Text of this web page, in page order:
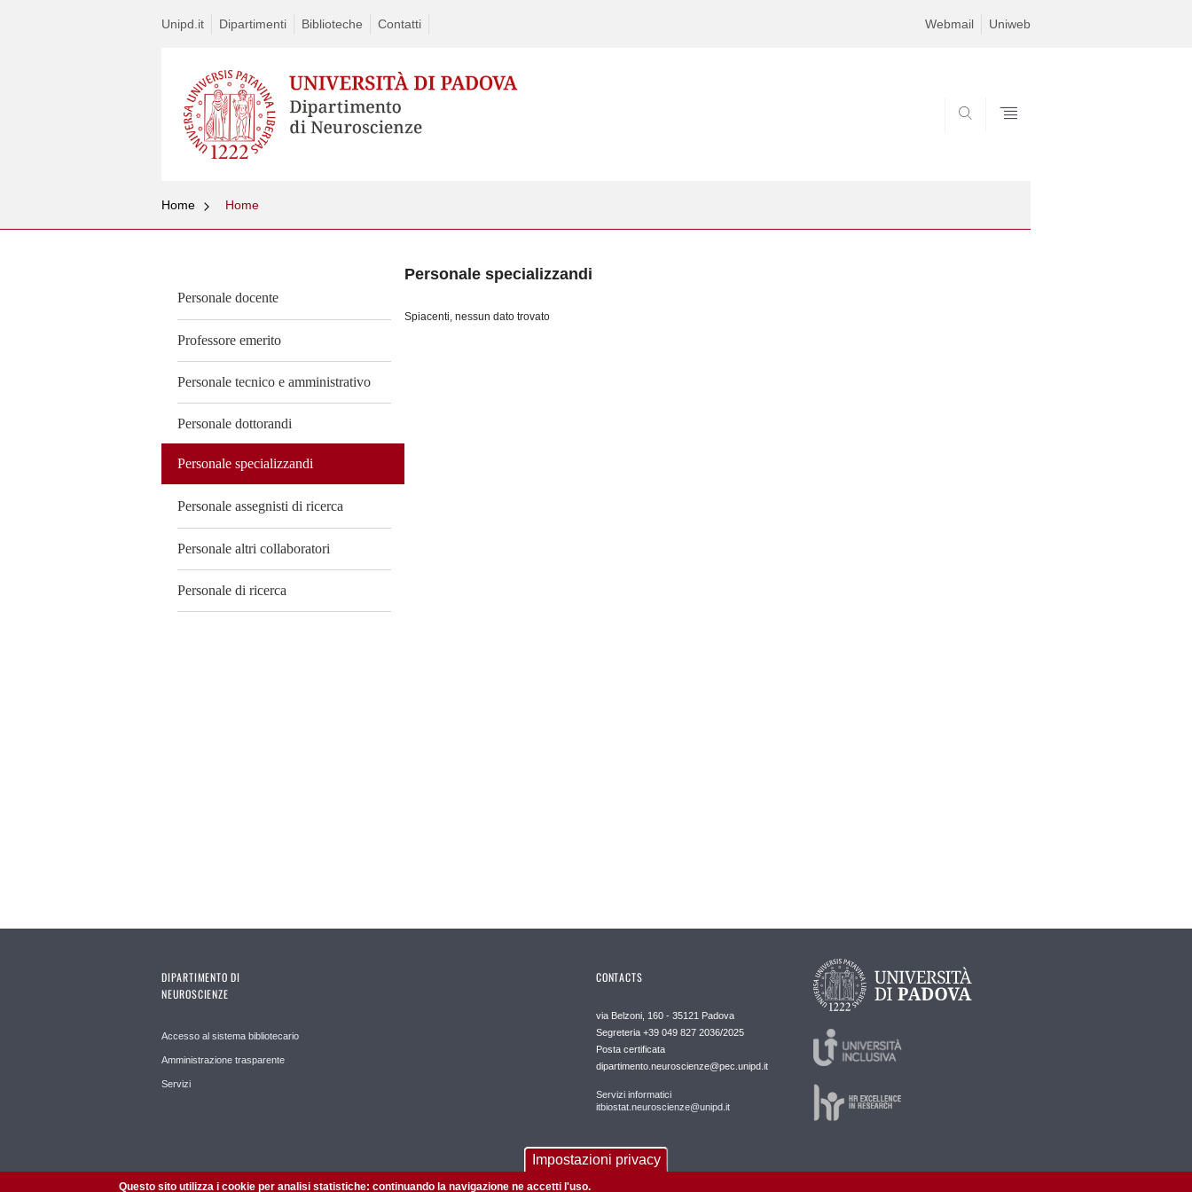
Unipd.it Dipartimenti Biblioteche Contatti Webmail Uniweb
Home Home
Personale docente
Professore emerito
Personale tecnico e amministrativo
Personale dottorandi
Personale specializzandi
Personale assegnisti di ricerca
Personale altri collaboratori
Personale di ricerca
Personale specializzandi
Spiacenti, nessun dato trovato
DIPARTIMENTO DI
NEUROSCIENZE
Accesso al sistema bibliotecario
Amministrazione trasparente
Servizi
CONTACTS
via Belzoni, 160 - 35121 Padova
Segreteria +39 049 827 2036/2025
Posta certificata
dipartimento.neuroscienze@pec.unipd.it
Servizi informatici
itbiostat.neuroscienze@unipd.it
Impostazioni privacy
Questo sito utilizza i cookie per analisi statistiche: continuando la navigazione ne accetti l'uso.